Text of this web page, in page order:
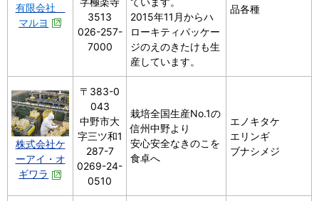
有限会社
マルヨ
3513
026-257-
7000
2015年11月からハ
ローキティパッケー
ジのえのきたけも生
産しています。
品各種
株式会社ケ
ーアイ・オ
ギワラ
〒383-0
043
中野市大
字三ツ和1
287-7
0269-24-
0510
栽培全国生産No.1の
信州中野より
安心安全なきのこを
食卓へ
エノキタケ
エリンギ
ブナシメジ